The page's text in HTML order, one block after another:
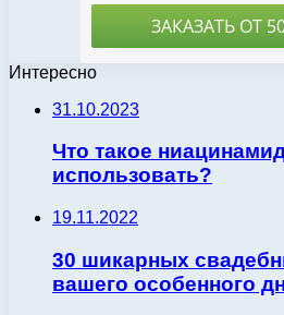
Интересно
31.10.2023
Что такое
использовать?
19.11.2022
30 шикарных
вашего особенного